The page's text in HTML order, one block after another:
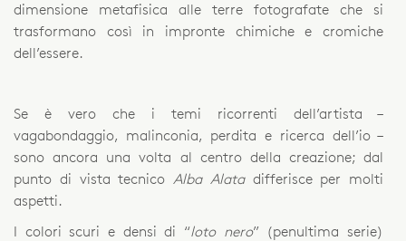
dimensione metafisica alle terre fotografate che si
trasformano così in impronte chimiche e cromiche
dell’essere.
Se è vero che i temi ricorrenti dell’artista –
vagabondaggio, malinconia, perdita e ricerca dell’io –
sono ancora una volta al centro della creazione; dal
punto di vista tecnico Alba Alata differisce per molti
aspetti.
I colori scuri e densi di “loto nero” (penultima serie)